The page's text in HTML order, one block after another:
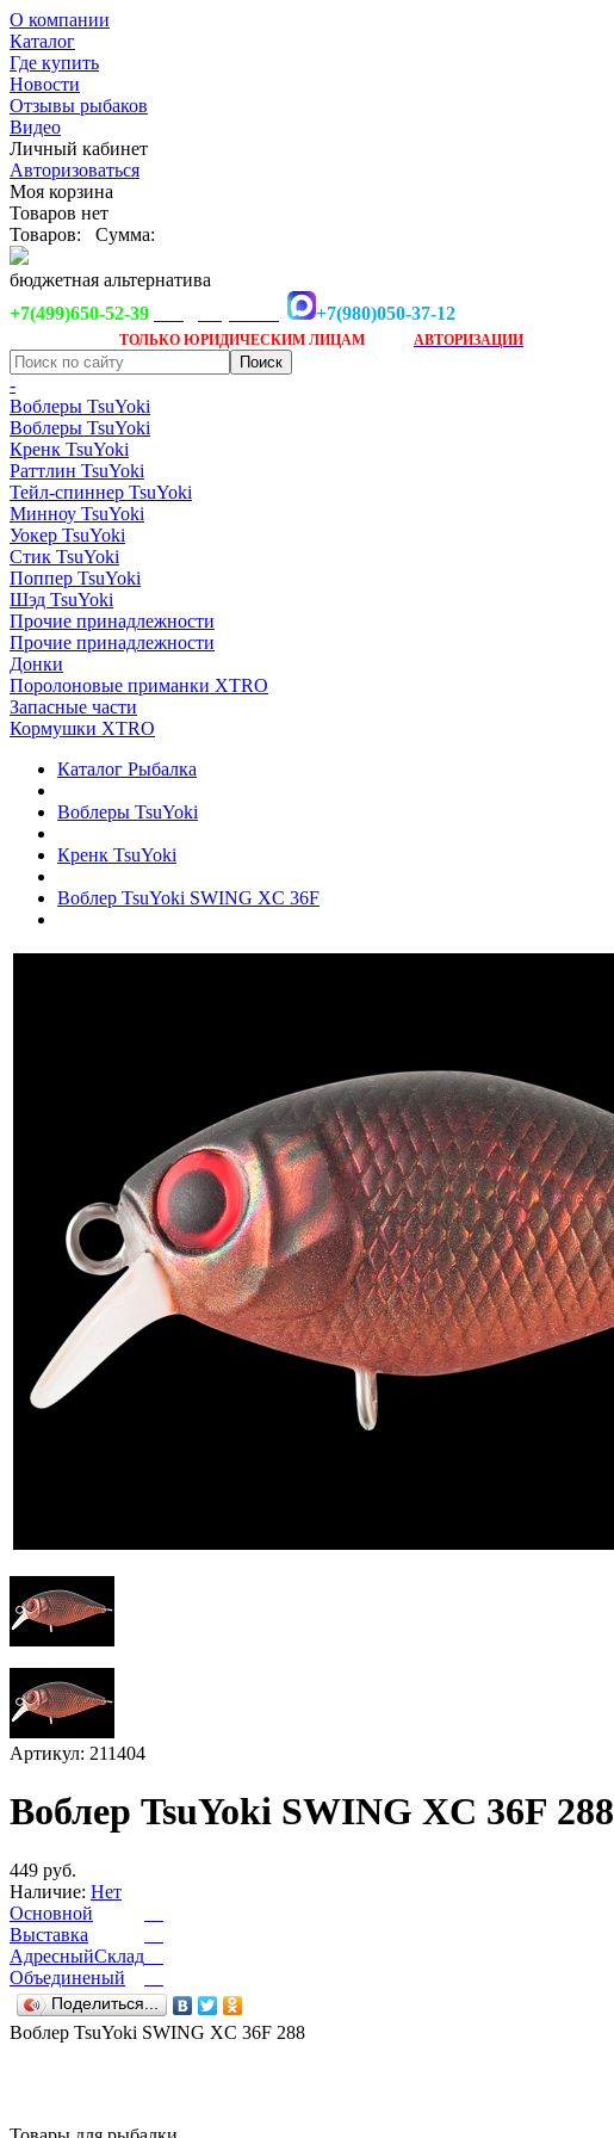
О компании
Каталог
Где купить
Новости
Отзывы рыбаков
Видео
Личный кабинет
Авторизоваться
Моя корзина
Товаров нет
Товаров:
Сумма:
бюджетная альтернатива
+7(499)650-52-39
+7(980)050-37-12
ТОЛЬКО ЮРИДИЧЕСКИМ ЛИЦАМ АВТОРИЗАЦИИ
-
Воблеры TsuYoki
Воблеры TsuYoki
Кренк TsuYoki
Раттлин TsuYoki
Тейл-спиннер TsuYoki
Минноу TsuYoki
Уокер TsuYoki
Стик TsuYoki
Поппер TsuYoki
Шэд TsuYoki
Прочие принадлежности
Прочие принадлежности
Донки
Поролоновые приманки XTRO
Запасные части
Кормушки XTRO
Каталог Рыбалка
Воблеры TsuYoki
Кренк TsuYoki
Воблер TsuYoki SWING XC 36F
Артикул: 211404
Воблер TsuYoki SWING XC 36F 288
449 руб.
Наличие: Нет
Основной
Выставка
АдресныйСклад
Объединеный
Поделиться...
Воблер TsuYoki SWING XC 36F 288